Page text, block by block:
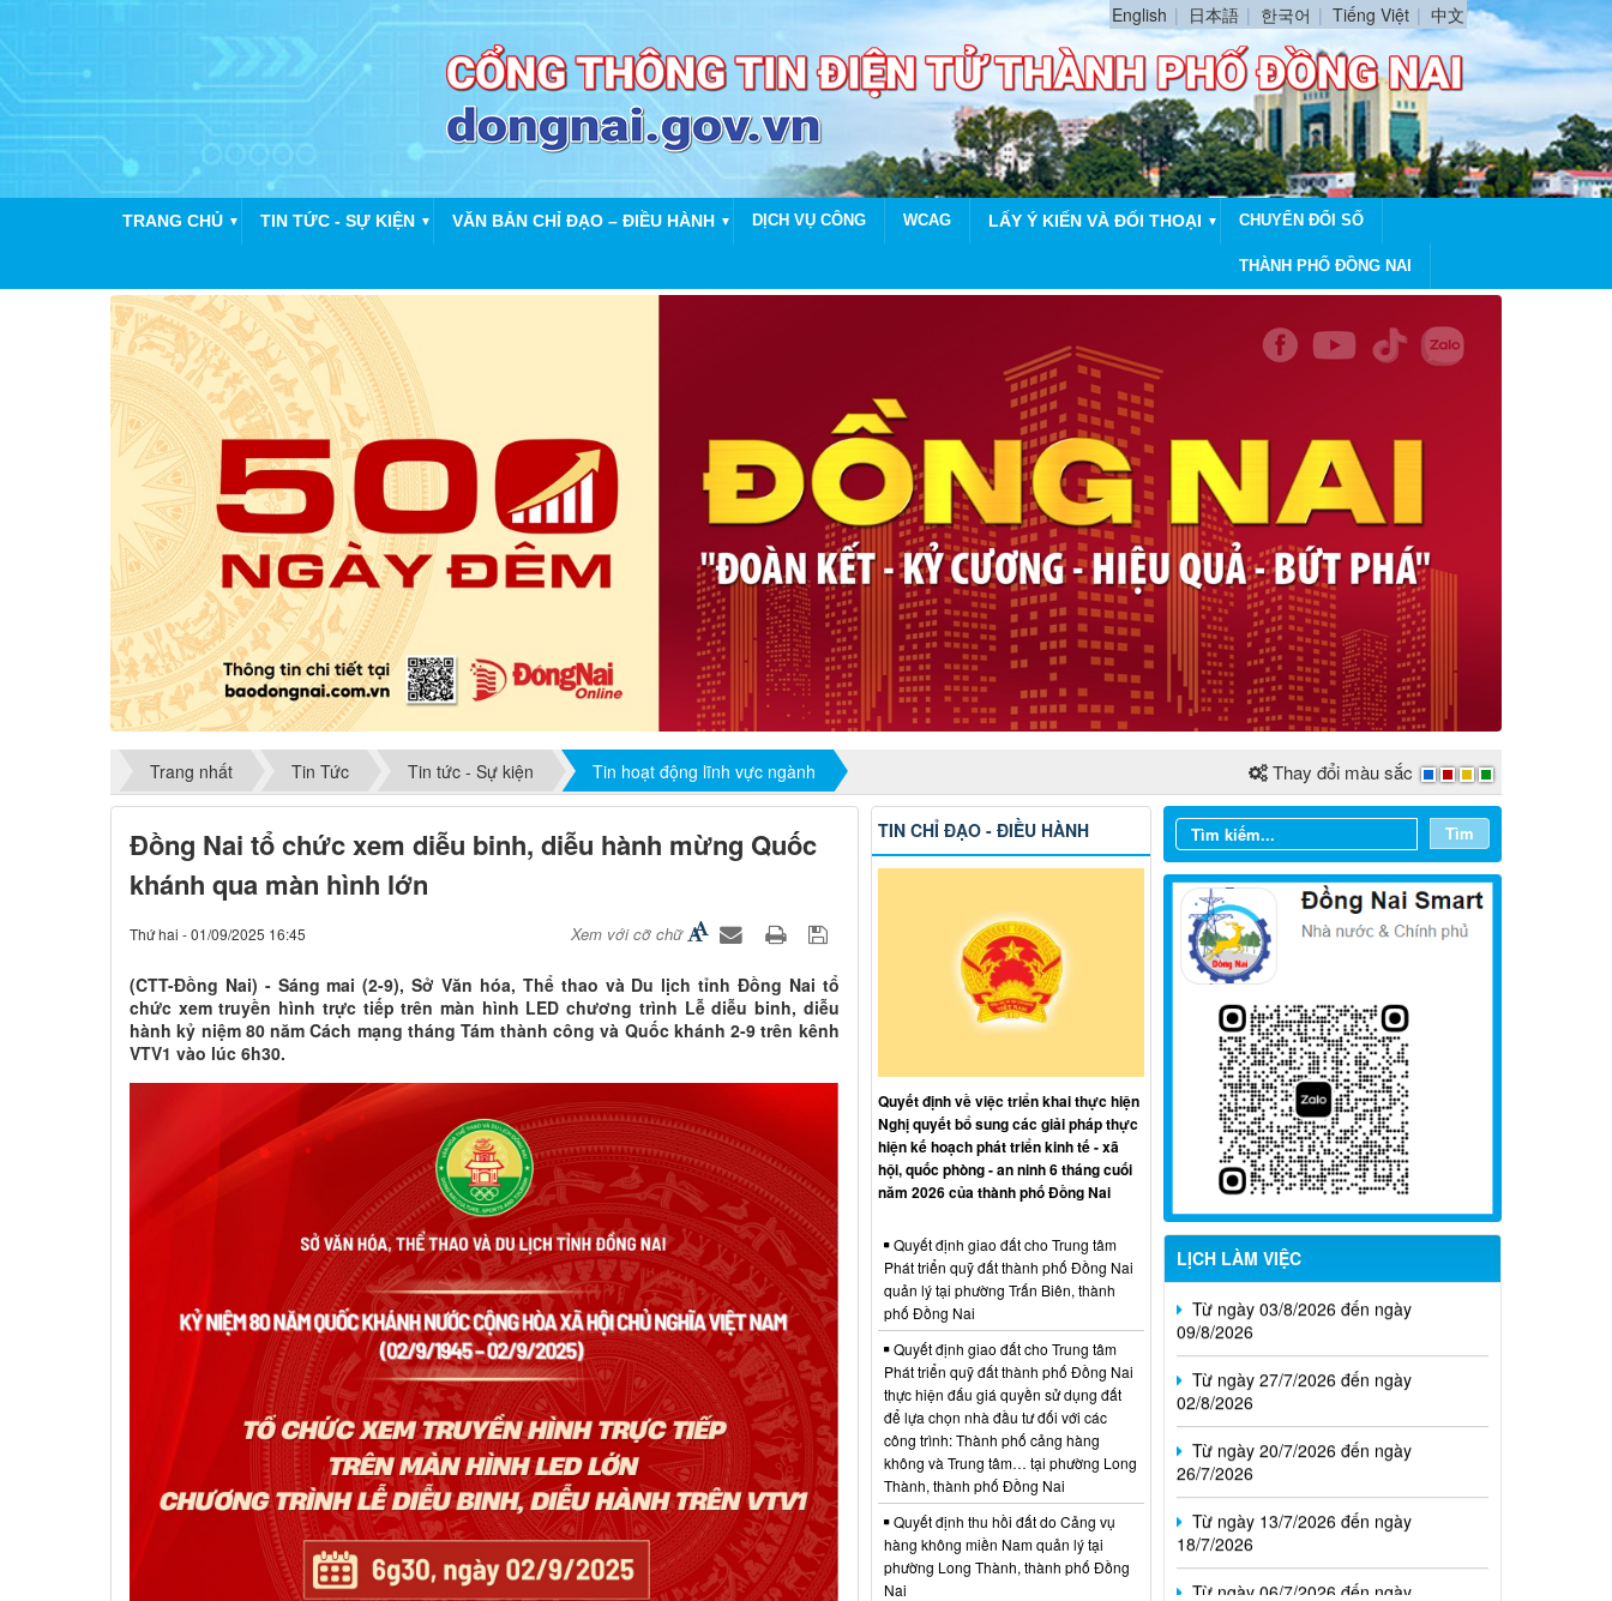
English 日本語 한국어 Tiếng Việt 中文
TRANG CHỦ ▼ TIN TỨC - SỰ KIỆN ▼ VĂN BẢN CHỈ ĐẠO – ĐIỀU HÀNH ▼ DỊCH VỤ CÔNG WCAG LẤY Ý KIẾN VÀ ĐỐI THOẠI ▼ CHUYỂN ĐỔI SỐ
THÀNH PHỐ ĐỒNG NAI
Trang nhất Tin Tức Tin tức - Sự kiện Tin hoạt động lĩnh vực ngành Thay đổi màu sắc
Đồng Nai tổ chức xem diễu binh, diễu hành mừng Quốc
khánh qua màn hình lớn
Thứ hai - 01/09/2025 16:45 Xem với cỡ chữ
(CTT-Đồng Nai) - Sáng mai (2-9), Sở Văn hóa, Thể thao và Du lịch tỉnh Đồng Nai tổ
chức xem truyền hình trực tiếp trên màn hình LED chương trình Lễ diễu binh, diễu
hành kỷ niệm 80 năm Cách mạng tháng Tám thành công và Quốc khánh 2-9 trên kênh
VTV1 vào lúc 6h30.
Tìm
LỊCH LÀM VIỆC
Từ ngày 03/8/2026 đến ngày
09/8/2026
Từ ngày 27/7/2026 đến ngày
02/8/2026
Từ ngày 20/7/2026 đến ngày
26/7/2026
Từ ngày 13/7/2026 đến ngày
18/7/2026
Từ ngày 06/7/2026 đến ngày
12/7/2026
TIN CHỈ ĐẠO - ĐIỀU HÀNH
Quyết định về việc triển khai thực hiện
Nghị quyết bổ sung các giải pháp thực
hiện kế hoạch phát triển kinh tế - xã
hội, quốc phòng - an ninh 6 tháng cuối
năm 2026 của thành phố Đồng Nai
Quyết định giao đất cho Trung tâm
Phát triển quỹ đất thành phố Đồng Nai
quản lý tại phường Trấn Biên, thành
phố Đồng Nai
Quyết định giao đất cho Trung tâm
Phát triển quỹ đất thành phố Đồng Nai
thực hiện đấu giá quyền sử dụng đất
để lựa chọn nhà đầu tư đối với các
công trình: Thành phố cảng hàng
không và Trung tâm… tại phường Long
Thành, thành phố Đồng Nai
Quyết định thu hồi đất do Cảng vụ
hàng không miền Nam quản lý tại
phường Long Thành, thành phố Đồng
Nai